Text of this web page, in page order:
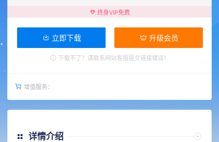
终身VIP免费
立即下载 升级会员
下载不了？请联系网站客服提交链接错误！
增值服务：
详情介绍